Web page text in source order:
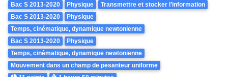
Bac S 2013-2020
Physique
Transmettre et stocker l’information
Bac S 2013-2020
Physique
Temps, cinématique, dynamique newtonienne
Bac S 2013-2020
Physique
Temps, cinématique, dynamique newtonienne
Mouvement dans un champ de pesanteur uniforme